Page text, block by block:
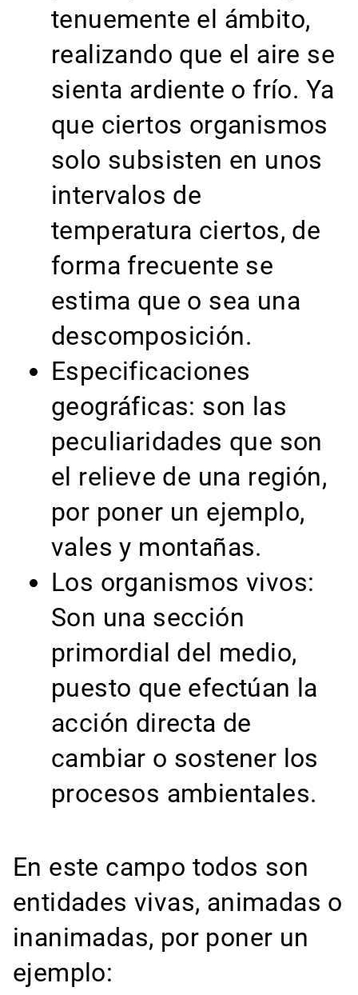
tenuemente el ámbito,
realizando que el aire se
sienta ardiente o frío. Ya
que ciertos organismos
solo subsisten en unos
intervalos de
temperatura ciertos, de
forma frecuente se
estima que o sea una
descomposición.
Especificaciones
geográficas: son las
peculiaridades que son
el relieve de una región,
por poner un ejemplo,
vales y montañas.
Los organismos vivos:
Son una sección
primordial del medio,
puesto que efectúan la
acción directa de
cambiar o sostener los
procesos ambientales.
En este campo todos son
entidades vivas, animadas o
inanimadas, por poner un
ejemplo: